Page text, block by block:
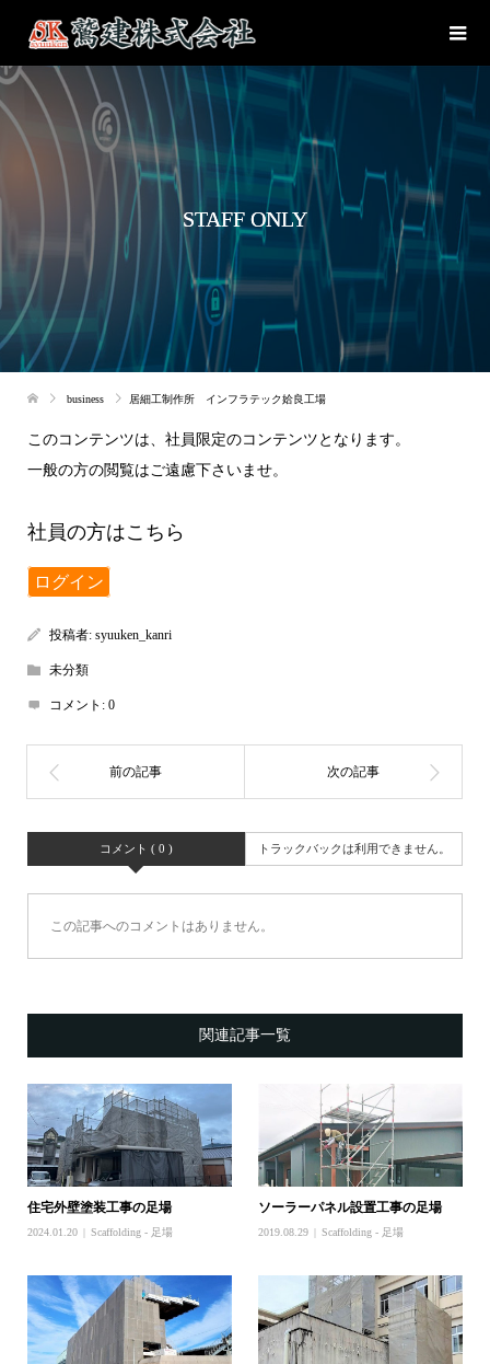
STAFF ONLY
business 居細工制作所 インフラテック姶良工場
このコンテンツは、社員限定のコンテンツとなります。
一般の方の閲覧はご遠慮下さいませ。
社員の方はこちら
ログイン
投稿者: syuuken_kanri
未分類
コメント: 0
コメント ( 0 ) トラックバックは利用できません。
この記事へのコメントはありません。
関連記事一覧
住宅外壁塗装工事の足場
2024.01.20 Scaffolding - 足場
ソーラーパネル設置工事の足場
2019.08.29 Scaffolding - 足場